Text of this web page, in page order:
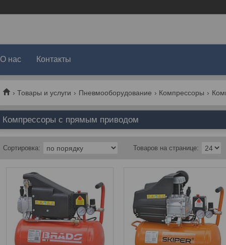
О нас Контакты
Товары и услуги Пневмооборудование Компрессоры
Компрессоры с прямым приводом